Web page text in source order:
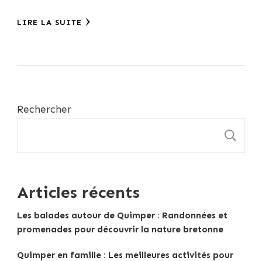
LIRE LA SUITE
Rechercher
Articles récents
Les balades autour de Quimper : Randonnées et
promenades pour découvrir la nature bretonne
Quimper en famille : Les meilleures activités pour